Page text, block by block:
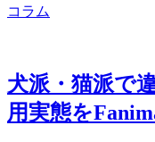
コラム
犬派・猫派で
用実態を